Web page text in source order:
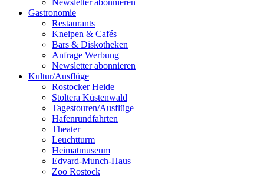
Gastronomie
Restaurants
Kneipen & Cafés
Bars & Diskotheken
Anfrage Werbung
Newsletter abonnieren
Kultur/Ausflüge
Rostocker Heide
Stoltera Küstenwald
Tagestouren/Ausflüge
Hafenrundfahrten
Theater
Leuchtturm
Heimatmuseum
Edvard-Munch-Haus
Zoo Rostock